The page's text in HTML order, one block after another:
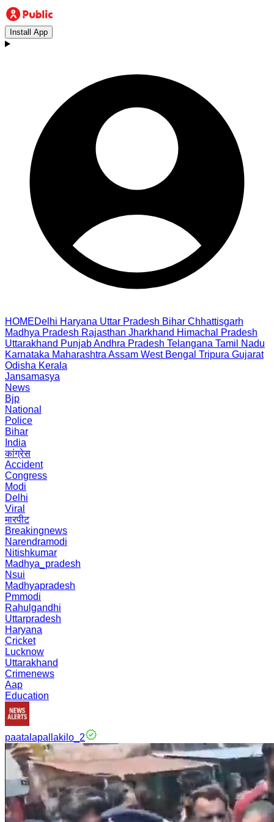
Install App
HOMEDelhi Haryana Uttar Pradesh Bihar Chhattisgarh
Madhya Pradesh Rajasthan Jharkhand Himachal Pradesh
Uttarakhand PunjabAndhra Pradesh Telangana Tamil Nadu
Karnataka Maharashtra Assam West Bengal Tripura Gujarat
Odisha Kerala
Jansamasya
News
Bjp
National
Police
Bihar
India
कांग्रेस
Accident
Congress
Modi
Delhi
Viral
मारपीट
Breakingnews
Narendramodi
Nitishkumar
Madhya_pradesh
Nsui
Madhyapradesh
Pmmodi
Rahulgandhi
Uttarpradesh
Haryana
Cricket
Lucknow
Uttarakhand
Crimenews
Aap
Education
paatalapallakilo_2